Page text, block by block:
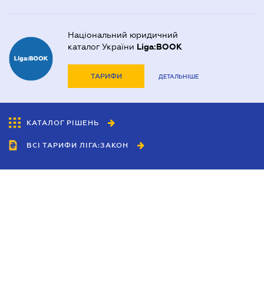
Національний юридичний
каталог України Liga:BOOK
ТАРИФИ ДЕТАЛЬНІШЕ
КАТАЛОГ РІШЕНЬ
ВСІ ТАРИФИ ЛІГА:ЗАКОН